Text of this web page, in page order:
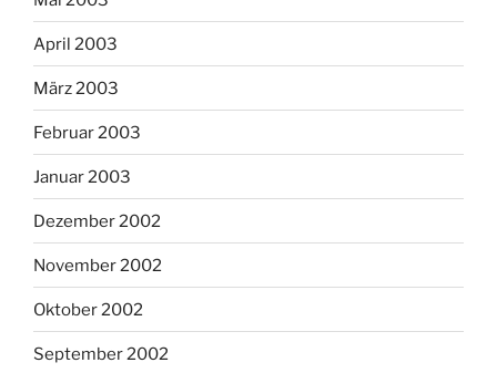
April 2003
März 2003
Februar 2003
Januar 2003
Dezember 2002
November 2002
Oktober 2002
September 2002